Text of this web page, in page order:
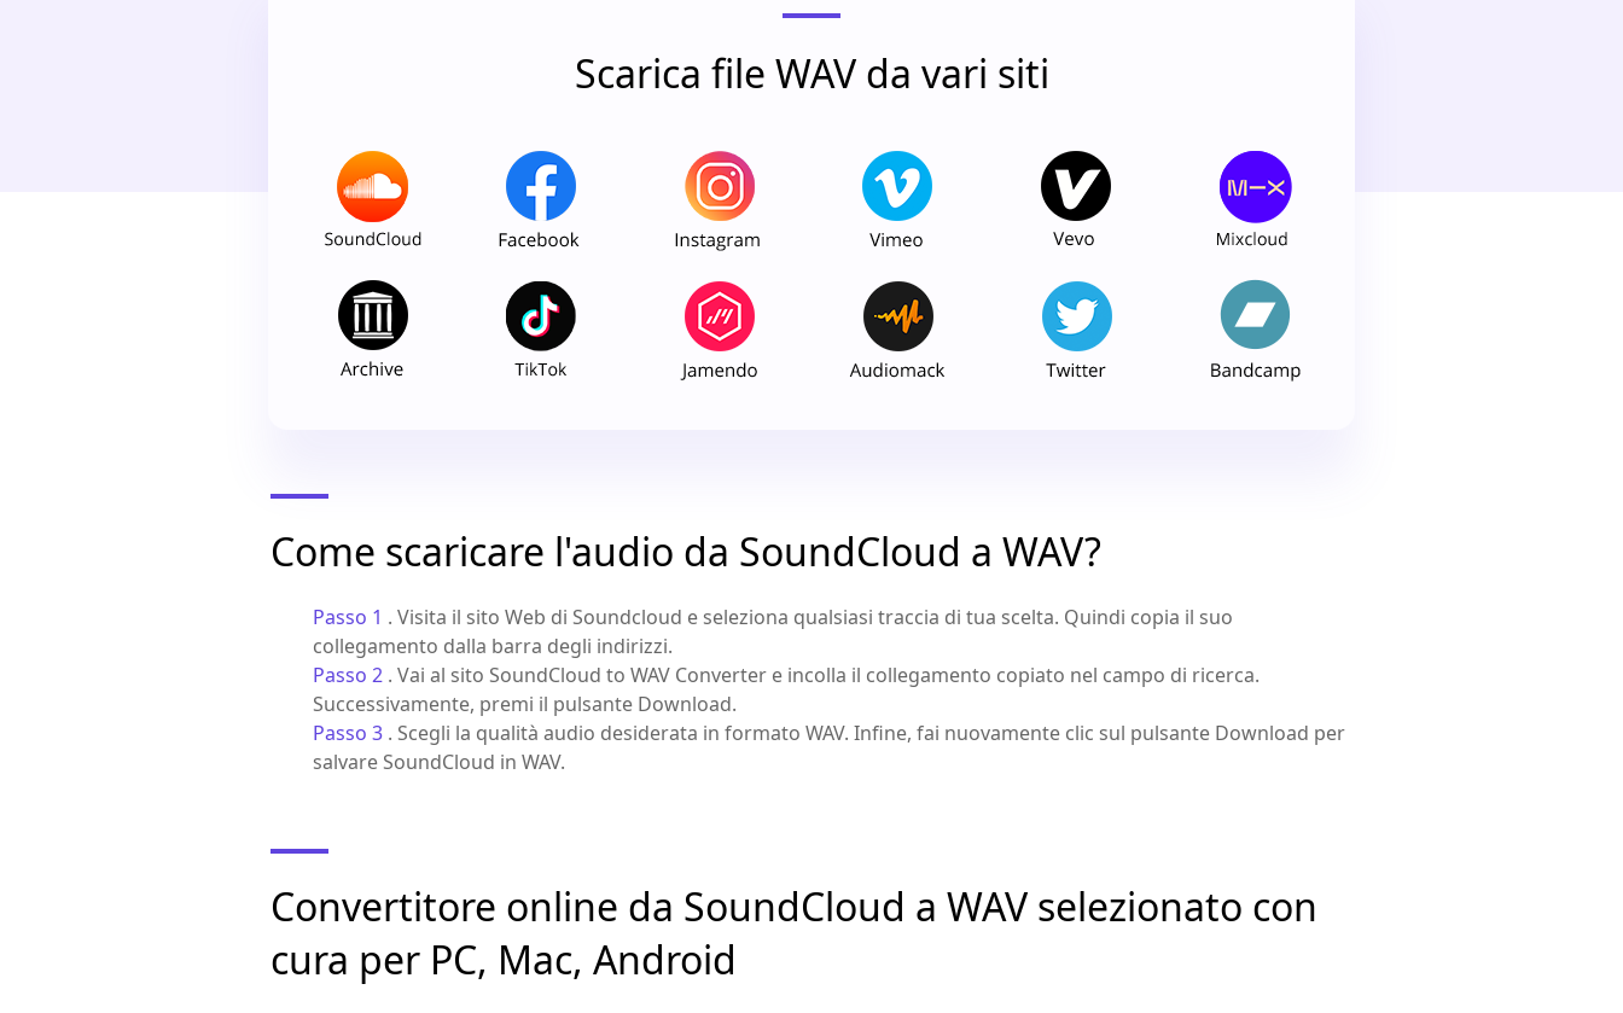
Scarica file WAV da vari siti
Come scaricare l'audio da SoundCloud a WAV?
Passo 1 . Visita il sito Web di Soundcloud e seleziona qualsiasi traccia di tua scelta. Quindi copia il suo
collegamento dalla barra degli indirizzi.
Passo 2 . Vai al sito SoundCloud to WAV Converter e incolla il collegamento copiato nel campo di ricerca.
Successivamente, premi il pulsante Download.
Passo 3 . Scegli la qualità audio desiderata in formato WAV. Infine, fai nuovamente clic sul pulsante Download per
salvare SoundCloud in WAV.
Convertitore online da SoundCloud a WAV selezionato con
cura per PC, Mac, Android